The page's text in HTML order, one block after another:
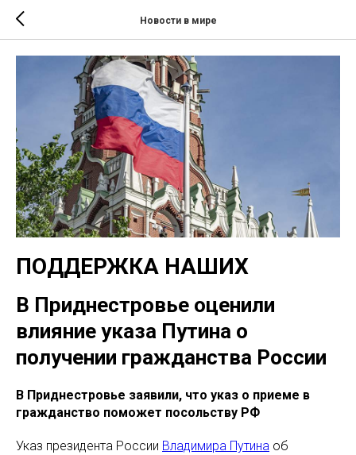
Новости в мире
ПОДДЕРЖКА НАШИХ
В Приднестровье оценили
влияние указа Путина о
получении гражданства России
В Приднестровье заявили, что указ о приеме в
гражданство поможет посольству РФ
Указ президента России Владимира Путина об